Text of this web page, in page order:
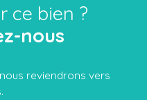
ce bien ?
nous
reviendrons vers